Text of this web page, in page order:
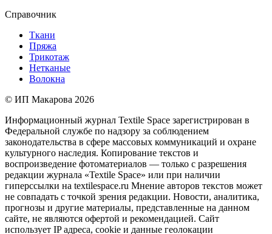
Справочник
Ткани
Пряжа
Трикотаж
Нетканые
Волокна
© ИП Макарова 2026
Информационный журнал Textile Space зарегистрирован в
Федеральной службе по надзору за соблюдением
законодательства в сфере массовых коммуникаций и охране
культурного наследия. Копирование текстов и
воспроизведение фотоматериалов — только с разрешения
редакции журнала «Textile Space» или при наличии
гиперссылки на textilespace.ru Мнение авторов текстов может
не совпадать с точкой зрения редакции. Новости, аналитика,
прогнозы и другие материалы, представленные на данном
сайте, не являются офертой и рекомендацией. Сайт
использует IP адреса, cookie и данные геолокации